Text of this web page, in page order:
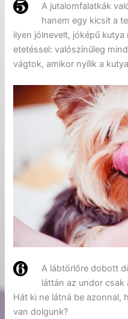
A jutalomfalatkák
hanem egy kicsit a
ilyen jólnevelt, jóképű
etetéssel: valószínűleg
vágtok, amikor nyílik a
A lábtörlőre dobott
láttán az undor csak
Hát ki ne látná be azonnal,
van dolgunk?